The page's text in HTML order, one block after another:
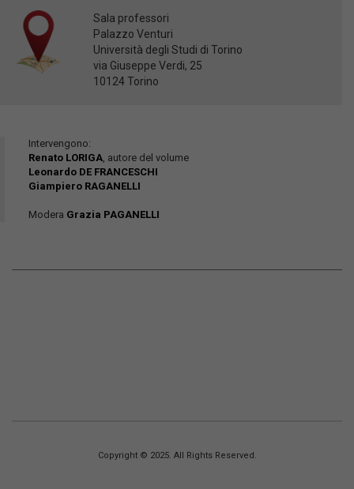
Sala professori
Palazzo Venturi
Università degli Studi di Torino
via Giuseppe Verdi, 25
10124 Torino
Intervengono:
Renato LORIGA, autore del volume
Leonardo DE FRANCESCHI
Giampiero RAGANELLI
Modera Grazia PAGANELLI
Copyright © 2025. All Rights Reserved.